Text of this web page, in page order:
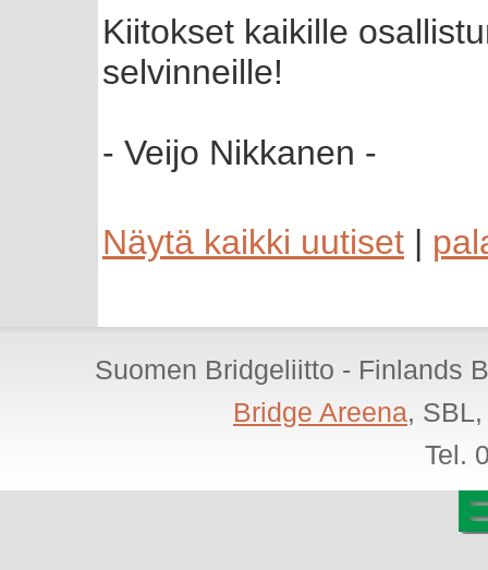
Kiitokset kaikille
selvinneille!
- Veijo Nikkanen -
Näytä kaikki uutiset |
Suomen Bridgeliitto - Finlands
Bridge Areena,
Tel.